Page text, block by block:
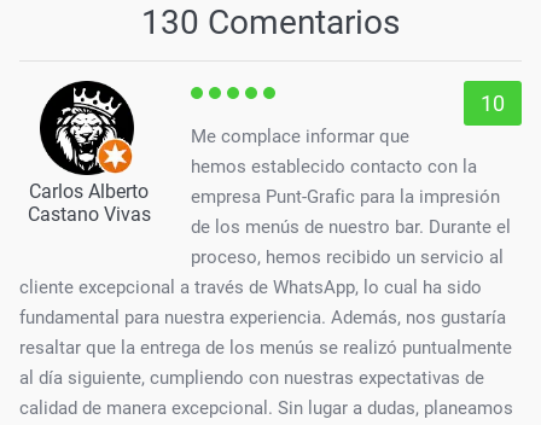
130 Comentarios
Carlos Alberto
Castano Vivas
10
Me complace informar que
hemos establecido contacto con la
empresa Punt-Grafic para la impresión
de los menús de nuestro bar. Durante el
proceso, hemos recibido un servicio al
cliente excepcional a través de WhatsApp, lo cual ha sido
fundamental para nuestra experiencia. Además, nos gustaría
resaltar que la entrega de los menús se realizó puntualmente
al día siguiente, cumpliendo con nuestras expectativas de
calidad de manera excepcional. Sin lugar a dudas, planeamos